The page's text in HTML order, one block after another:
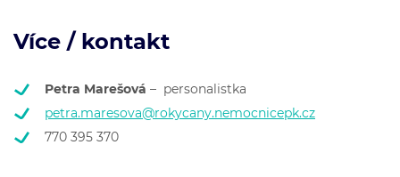
Více / kontakt
Petra Marešová – personalistka
petra.maresova@rokycany.nemocnicepk.cz
770 395 370